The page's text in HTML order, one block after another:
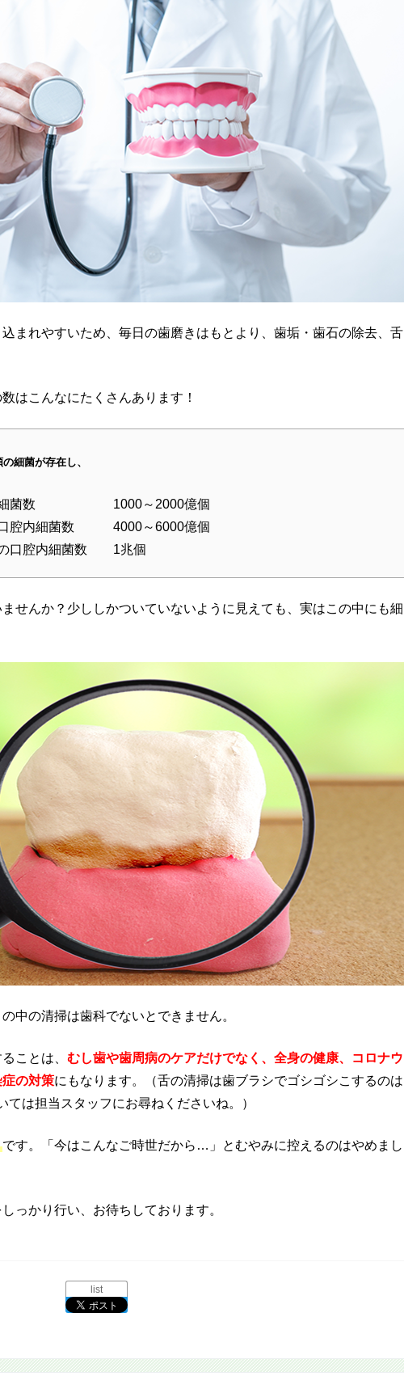
まれやすいため、毎日の歯磨きはもとより、歯垢・歯石の除去、舌
はこんなにたくさんあります！
細菌が存在し、
内細菌数 1000～2000億個
口腔内細菌数 4000～6000億個
の口腔内細菌数 1兆個
せんか？少ししかついていないように見えても、実はこの中にも細
中の清掃は歯科でないとできません。
ことは、 むし歯や歯周病のケアだけでなく、全身の健康、コロナウ
の対策にもなります。（舌の清掃は歯ブラシでゴシゴシこするのは
ては担当スタッフにお尋ねくださいね。）
です。「今はこんなご時世だから…」とむやみに控えるのはやめまし
っかり行い、お待ちしております。
list